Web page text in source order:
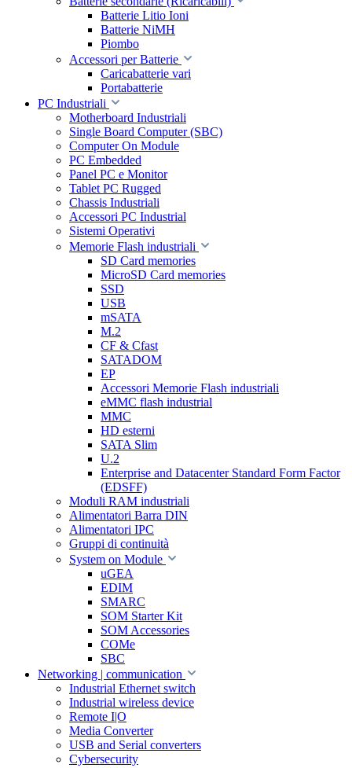
Batterie Litio Ioni
Batterie NiMH
Piombo
Accessori per Batterie
Caricabatterie vari
Portabatterie
PC Industriali
Motherboard Industriali
Single Board Computer (SBC)
Computer On Module
PC Embedded
Panel PC e Monitor
Tablet PC Rugged
Chassis Industriali
Accessori PC Industrial
Sistemi Operativi
Memorie Flash industriali
SD Card memories
MicroSD Card memories
SSD
USB
mSATA
M.2
CF & Cfast
SATADOM
EP
Accessori Memorie Flash industriali
eMMC flash industrial
MMC
HD esterni
SATA Slim
U.2
Enterprise and Datacenter Standard Form Factor
(EDSFF)
Moduli RAM industriali
Alimentatori Barra DIN
Alimentatori IPC
Gruppi di continuità
System on Module
uGEA
EDIM
SMARC
SOM Starter Kit
SOM Accessories
COMe
SBC
Networking | communication
Industrial Ethernet switch
Industrial wireless device
Remote I|O
Media Converter
USB and Serial converters
Cybersecurity